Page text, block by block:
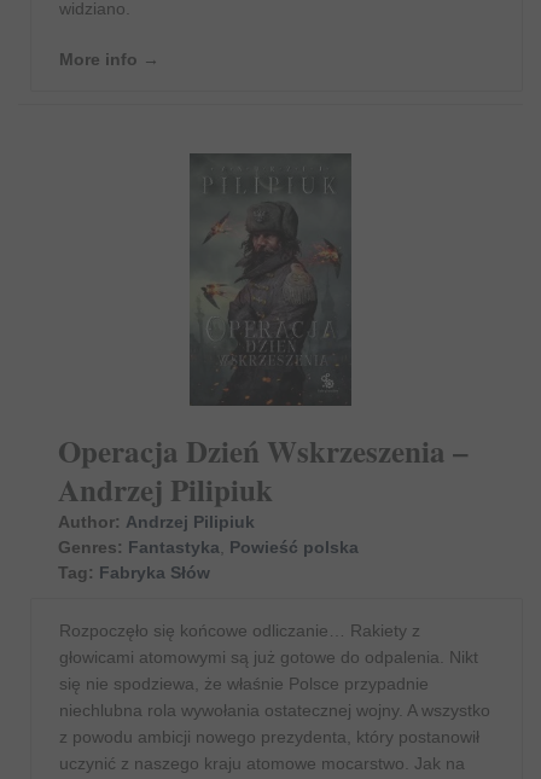
widziano.
More info →
Operacja Dzień Wskrzeszenia –
Andrzej Pilipiuk
Author: Andrzej Pilipiuk
Genres: Fantastyka
Powieść polska
Tag: Fabryka Słów
Rozpoczęło się końcowe odliczanie… Rakiety z
głowicami atomowymi są już gotowe do odpalenia. Nikt
się nie spodziewa, że właśnie Polsce przypadnie
niechlubna rola wywołania ostatecznej wojny. A wszystko
z powodu ambicji nowego prezydenta, który postanowił
uczynić z naszego kraju atomowe mocarstwo. Jak na